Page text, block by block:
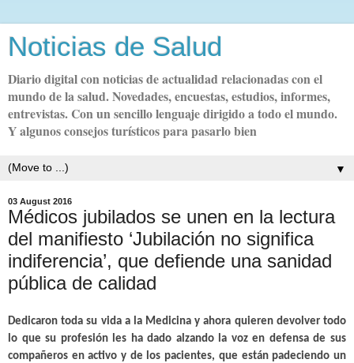
Noticias de Salud
Diario digital con noticias de actualidad relacionadas con el
mundo de la salud. Novedades, encuestas, estudios, informes,
entrevistas. Con un sencillo lenguaje dirigido a todo el mundo.
Y algunos consejos turísticos para pasarlo bien
▼
03 August 2016
Médicos jubilados se unen en la lectura
del manifiesto ‘Jubilación no significa
indiferencia’, que defiende una sanidad
pública de calidad
Dedicaron toda su vida a la Medicina y ahora quieren devolver todo
lo que su profesión les ha dado alzando la voz en defensa de sus
compañeros en activo y de los pacientes, que están padeciendo un